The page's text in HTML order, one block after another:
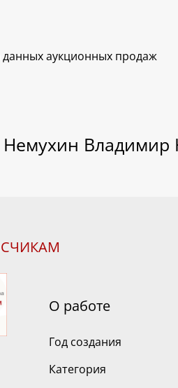
данных аукционных продаж
Владимир
О работе
Год создания
Категория